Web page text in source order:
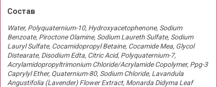
Состав
Water, Polyquaternium-10, Hydroxyacetophenone, Sodium
Benzoate, Piroctone Olamine, Sodium Laureth Sulfate, Sodium
Lauryl Sulfate, Cocamidopropyl Betaine, Cocamide Mea, Glycol
Distearate, Disodium Edta, Citric Acid, Polyquaternium-7,
Acrylamidopropyltrimonium Chloride/Acrylamide Copolymer, Ppg-3
Caprylyl Ether, Quaternium-80, Sodium Chloride, Lavandula
Angustifolia (Lavender) Flower Extract, Monarda Didyma Leaf